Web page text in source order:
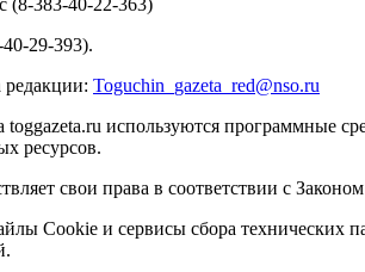
40-29-393).
редакции: Toguchin gazeta red@nso.ru
toggazeta.ru используются программные
ресурсов.
свои права в соответствии с
Cookie и сервисы сбора технических